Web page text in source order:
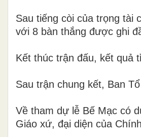
Sau tiếng còi của trọng tài
với 8 bàn thắng được ghi
Kết thúc trận đấu, kết quả
Sau trận chung kết, Ban
Về tham dự lễ Bế Mạc có
Giáo xứ, đại diện của